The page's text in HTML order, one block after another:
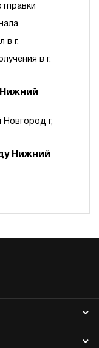
в г.
в г.
г,
Нижний